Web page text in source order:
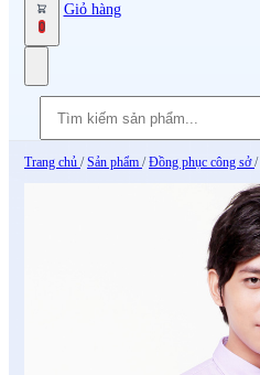
0
Giỏ hàng
Trang chủ / Sản phẩm / Đồng phục công sở/